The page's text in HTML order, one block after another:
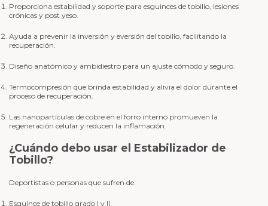
Proporciona estabilidad y soporte para esguinces de tobillo, lesiones
crónicas y post yeso.
Ayuda a prevenir la inversión y eversión del tobillo, facilitando la
recuperación.
Diseño anatómico y ambidiestro para un ajuste cómodo y seguro.
Termocompresión que brinda estabilidad y alivia el dolor durante el
proceso de recuperación.
Las nanopartículas de cobre en el forro interno promueven la
regeneración celular y reducen la inflamación.
¿Cuándo debo usar el Estabilizador de
Tobillo?
Deportistas o personas que sufren de:
Esguince de tobillo grado I y II.